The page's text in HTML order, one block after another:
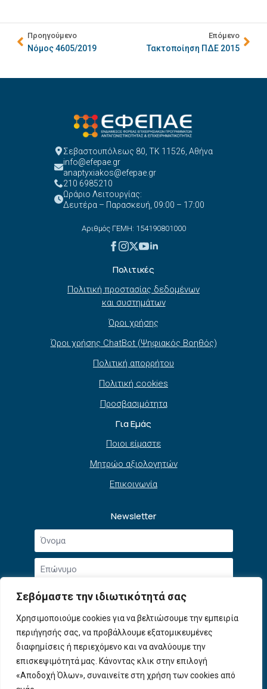
Σεβόμαστε την ιδιωτικότητά σας
Χρησιμοποιούμε cookies για να βελτιώσουμε την εμπειρία
περιήγησής σας, να προβάλλουμε εξατομικευμένες
διαφημίσεις ή περιεχόμενο και να αναλύουμε την
επισκεψιμότητά μας. Κάνοντας κλικ στην επιλογή
«Αποδοχή Όλων», συναινείτε στη χρήση των cookies από
Προηγούμενο
Νόμος 4605/2019
Επόμενο
Τακτοποίηση ΠΔΕ 2015
Σεβαστουπόλεως 80, ΤΚ 11526, Αθήνα
info@efepae.gr
anaptyxiakos@efepae.gr
210 6985210
Ωράριο Λειτουργίας:
Δευτέρα – Παρασκευή, 09:00 – 17:00
Αριθμός ΓΕΜΗ: 154190801000
Πολιτικές
Πολιτική προστασίας δεδομένων
και συστημάτων
Όροι χρήσης
Όροι χρήσης ChatBot (Ψηφιακός Βοηθός)
Πολιτική απορρήτου
Πολιτική cookies
Προσβασιμότητα
Για Εμάς
Ποιοι είμαστε
Μητρώο αξιολογητών
Επικοινωνία
Newsletter
Όνομα
Επώνυμο
Email
*
Αποδοχή
όρων
χρήσης
*
Συμφωνώ με την Πολιτική Απορρήτουκαι τους
Όρους Χρήσης.
Εγγραφή